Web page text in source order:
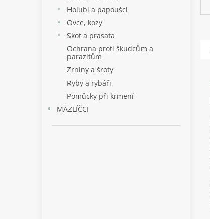
Holubi a papoušci
Ovce, kozy
Skot a prasata
Ochrana proti škudcům a
parazitům
Zrniny a šroty
Ryby a rybáři
Pomůcky při krmení
MAZLÍČCI